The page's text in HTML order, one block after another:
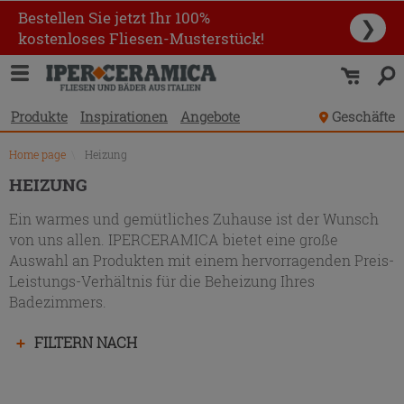
Bestellen Sie jetzt Ihr 100%
kostenloses Fliesen-Musterstück!
❯
Produkte Inspirationen Angebote Geschäfte
Home page Heizung
HEIZUNG
Ein warmes und gemütliches Zuhause ist der Wunsch
von uns allen. IPERCERAMICA bietet eine große
Auswahl an Produkten mit einem hervorragenden Preis-
Leistungs-Verhältnis für die Beheizung Ihres
Badezimmers.
FILTERN NACH
Drücken
Produktverzeichnis